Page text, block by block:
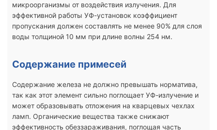
микроорганизмы от воздействия излучения. Для
эффективной работы УФ-установок коэффициент
пропускания должен составлять не менее 90% для слоя
воды толщиной 10 мм при длине волны 254 нм.
Содержание примесей
Содержание железа не должно превышать норматива,
так как этот элемент сильно поглощает УФ-излучение и
может образовывать отложения на кварцевых чехлах
ламп. Органические вещества также снижают
эффективность обеззараживания, поглощая часть